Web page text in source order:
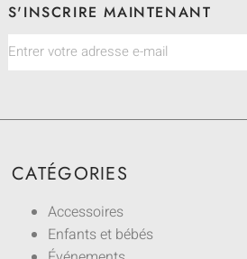
S'INSCRIRE MAINTENANT
CATÉGORIES
Accessoires
Enfants et bébés